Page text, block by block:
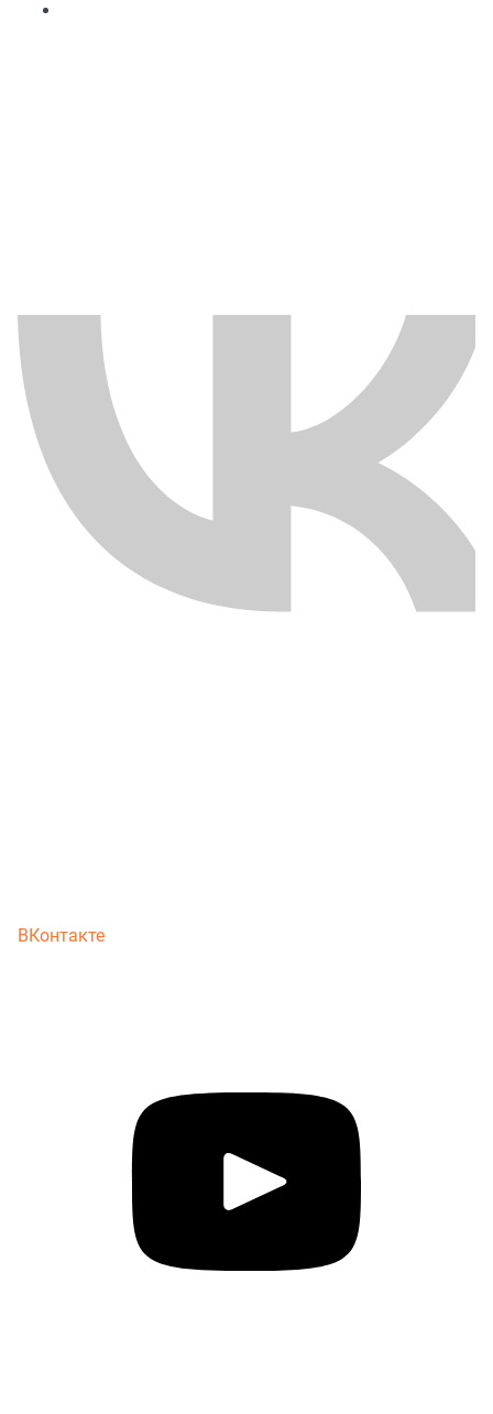
ВКонтакте